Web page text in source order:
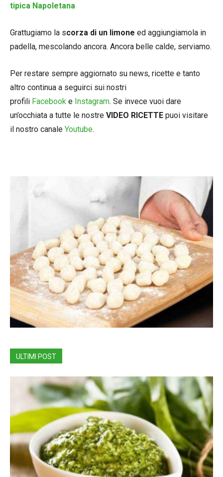
tipica Napoletana
Grattugiamo la scorza di un limone ed aggiungiamola in
padella, mescolando ancora. Ancora belle calde, serviamo.
Per restare sempre aggiornato su news, ricette e tanto
altro continua a seguirci sui nostri
profili Facebook e Instagram. Se invece vuoi dare
un’occhiata a tutte le nostre VIDEO RICETTE puoi visitare
il nostro canale Youtube.
ULTIMI POST